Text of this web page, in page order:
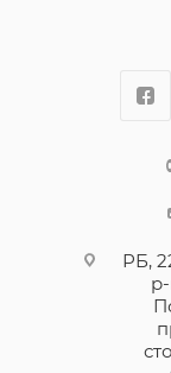
РБ,